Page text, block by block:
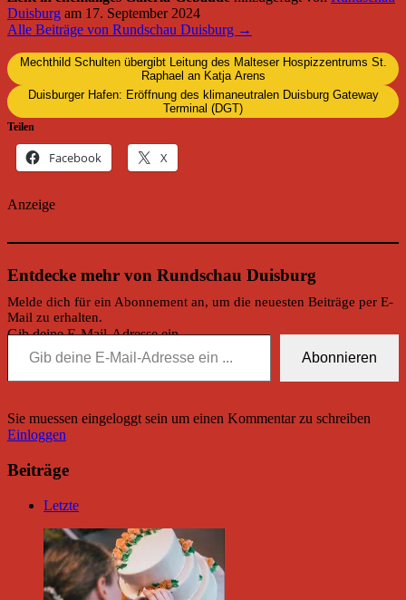
Duisburg am 17. September 2024
Alle Beiträge von Rundschau Duisburg →
Mechthild Schulten übergibt Leitung des Malteser Hospizzentrums St.
Raphael an Katja Arens
Duisburger Hafen: Eröffnung des klimaneutralen Duisburg Gateway
Terminal (DGT)
Teilen
Facebook X
Anzeige
Entdecke mehr von Rundschau Duisburg
Melde dich für ein Abonnement an, um die neuesten Beiträge per E-
Mail zu erhalten.
Gib deine E-Mail-Adresse ein ...
Abonnieren
Sie muessen eingeloggt sein um einen Kommentar zu schreiben
Einloggen
Beiträge
Letzte